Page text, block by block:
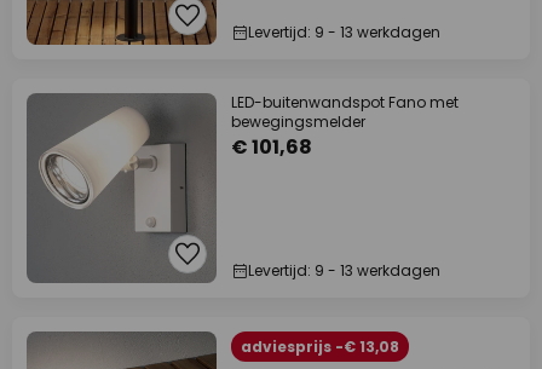
Levertijd: 9 - 13 werkdagen
LED-buitenwandspot Fano met
bewegingsmelder
€ 101,68
Levertijd: 9 - 13 werkdagen
adviesprijs -€ 13,08